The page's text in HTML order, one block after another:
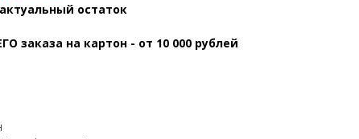
остаток
заказа на картон - от 10 000 рублей